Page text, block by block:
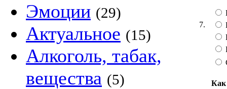
Эмоции (29)
Актуальное (15)
Алкоголь, табак,
вещества (5)
7.
Как